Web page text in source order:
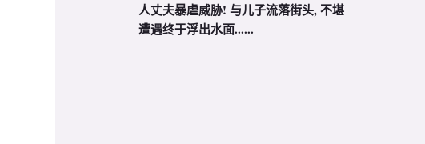
人丈夫暴虐威胁! 与儿子流落街头, 不堪
遭遇终于浮出水面......